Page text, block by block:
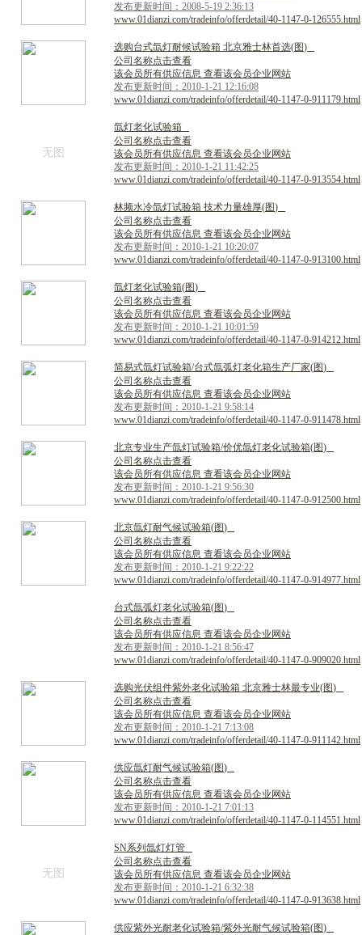
发布更新时间：2008-5-19 2:36:13
www.01dianzi.com/tradeinfo/offerdetail/40-1147-0-126555.html
选购台式氙灯耐候试验箱 北京雅士林首选(图)
公司名称点击查看
该会员所有供应信息 查看该会员企业网站
发布更新时间：2010-1-21 12:16:08
www.01dianzi.com/tradeinfo/offerdetail/40-1147-0-911179.html
无图
氙灯老化试验箱
公司名称点击查看
该会员所有供应信息 查看该会员企业网站
发布更新时间：2010-1-21 11:42:25
www.01dianzi.com/tradeinfo/offerdetail/40-1147-0-913554.html
林频水冷氙灯试验箱 技术力量雄厚(图)
公司名称点击查看
该会员所有供应信息 查看该会员企业网站
发布更新时间：2010-1-21 10:20:07
www.01dianzi.com/tradeinfo/offerdetail/40-1147-0-913100.html
氙灯老化试验箱(图)
公司名称点击查看
该会员所有供应信息 查看该会员企业网站
发布更新时间：2010-1-21 10:01:59
www.01dianzi.com/tradeinfo/offerdetail/40-1147-0-914212.html
简易式氙灯试验箱/台式氙弧灯老化箱生产厂家(图)
公司名称点击查看
该会员所有供应信息 查看该会员企业网站
发布更新时间：2010-1-21 9:58:14
www.01dianzi.com/tradeinfo/offerdetail/40-1147-0-911478.html
北京专业生产氙灯试验箱/价优氙灯老化试验箱(图)
公司名称点击查看
该会员所有供应信息 查看该会员企业网站
发布更新时间：2010-1-21 9:56:30
www.01dianzi.com/tradeinfo/offerdetail/40-1147-0-912500.html
北京氙灯耐气候试验箱(图)
公司名称点击查看
该会员所有供应信息 查看该会员企业网站
发布更新时间：2010-1-21 9:22:22
www.01dianzi.com/tradeinfo/offerdetail/40-1147-0-914977.html
台式氙弧灯老化试验箱(图)
公司名称点击查看
该会员所有供应信息 查看该会员企业网站
发布更新时间：2010-1-21 8:56:47
www.01dianzi.com/tradeinfo/offerdetail/40-1147-0-909020.html
选购光伏组件紫外老化试验箱 北京雅士林最专业(图)
公司名称点击查看
该会员所有供应信息 查看该会员企业网站
发布更新时间：2010-1-21 7:13:08
www.01dianzi.com/tradeinfo/offerdetail/40-1147-0-911142.html
供应氙灯耐气候试验箱(图)
公司名称点击查看
该会员所有供应信息 查看该会员企业网站
发布更新时间：2010-1-21 7:01:13
www.01dianzi.com/tradeinfo/offerdetail/40-1147-0-114551.html
无图
SN系列 氙灯灯管
公司名称点击查看
该会员所有供应信息 查看该会员企业网站
发布更新时间：2010-1-21 6:32:38
www.01dianzi.com/tradeinfo/offerdetail/40-1147-0-913638.html
供应紫外光耐老化试验箱/紫外光耐气候试验箱(图)